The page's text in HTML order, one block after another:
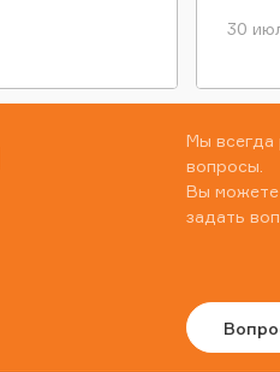
30
Мы всегда
вопросы.
Вы можете
задать